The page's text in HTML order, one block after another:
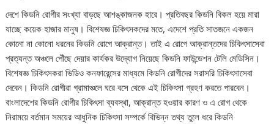
দেশে কিডনি রোগীর সংখ্যা বাড়ছে আশঙ্কাজনক হারে। প্রতিবছর কিডনি বিকল হয়ে মারা
যাচ্ছে কয়েক হাজার মানুষ। বিশেষজ্ঞ চিকিৎসকদের মতে, এদেশে প্রতি সাতজনে একজন
কোনো না কোনো ধরনের কিডনি রোগে আক্রান্ত। তাই এ রোগে আক্রান্তদের চিকিৎসাসেবা
প্রত্যন্ত অঞ্চলে পৌঁছে দেয়ার কার্যকর উদ্যোগ নিয়েছে কিডনি ফাউন্ডেশন টেলি মেডিসিন।
বিশেষজ্ঞ চিকিৎসকরা ভিডিও কনফারেন্সের মাধ্যমে কিডনি রোগীদের সরাসরি চিকিৎসাসেবা
দেবেন। কিডনি রোগীরা গ্রামাঞ্চলে ঘরে বসে থেকে এই চিকিৎসা গ্রহণ করতে পারবেন।
বাংলাদেশের কিডনি রোগীর চিকিৎসা ব্যবস্থা, আক্রান্ত হওয়ার কারণ ও এ রোগ থেকে
নিরাময়ে বর্তমান সময়ের আধুনিক চিকিৎসা সম্পর্কে বিভিন্ন তথ্য তুলে ধরে কিডনি